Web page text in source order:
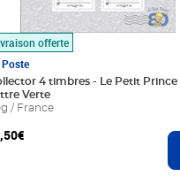
panier
offerte
4 timbres - Le Petit Prince
Verte
/ France
,50€